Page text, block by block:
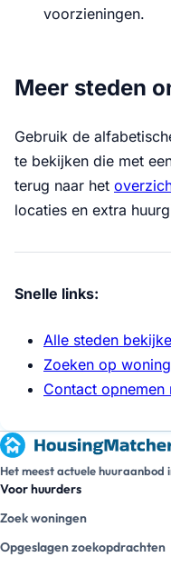
voorzieningen.
Meer steden
Gebruik de
te bekijken die met
terug naar het
locaties en extra
Snelle links:
Alle steden
Zoeken op
Contact opnemen
Het meest actuele huuraanbod
Voor huurders
Zoek woningen
Opgeslagen zoekopdrachten